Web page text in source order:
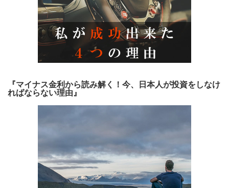
『マイナス金利から読み解く！今、日本人が投資をしなけ
ればならない理由』